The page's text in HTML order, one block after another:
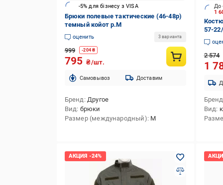
-5% для бізнесу з VISA
Брюки полевые тактические (46-48р)
темный койот р.M
оценить 3 варианта
999 -204₴
795 ₴/шт.
Cамовывоз Доставим
Бренд Другое
Вид брюки
Размер (международный) M
1
До
57-
2 574
1
Бренд
Вид